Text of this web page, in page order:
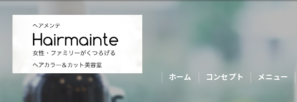
ホーム コンセプト メニュー